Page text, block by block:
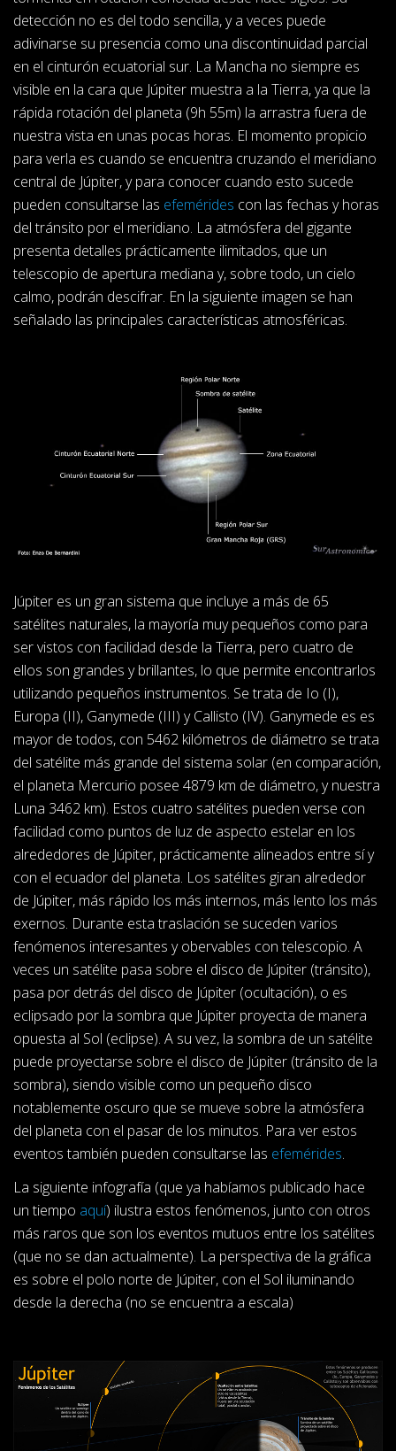
detección no es del todo sencilla, y a veces puede
adivinarse su presencia como una discontinuidad parcial
en el cinturón ecuatorial sur. La Mancha no siempre es
visible en la cara que Júpiter muestra a la Tierra, ya que la
rápida rotación del planeta (9h 55m) la arrastra fuera de
nuestra vista en unas pocas horas. El momento propicio
para verla es cuando se encuentra cruzando el meridiano
central de Júpiter, y para conocer cuando esto sucede
pueden consultarse las efemérides con las fechas y horas
del tránsito por el meridiano. La atmósfera del gigante
presenta detalles prácticamente ilimitados, que un
telescopio de apertura mediana y, sobre todo, un cielo
calmo, podrán descifrar. En la siguiente imagen se han
señalado las principales características atmosféricas.
Júpiter es un gran sistema que incluye a más de 65
satélites naturales, la mayoría muy pequeños como para
ser vistos con facilidad desde la Tierra, pero cuatro de
ellos son grandes y brillantes, lo que permite encontrarlos
utilizando pequeños instrumentos. Se trata de Io (I),
Europa (II), Ganymede (III) y Callisto (IV). Ganymede es es
mayor de todos, con 5462 kilómetros de diámetro se trata
del satélite más grande del sistema solar (en comparación,
el planeta Mercurio posee 4879 km de diámetro, y nuestra
Luna 3462 km). Estos cuatro satélites pueden verse con
facilidad como puntos de luz de aspecto estelar en los
alrededores de Júpiter, prácticamente alineados entre sí y
con el ecuador del planeta. Los satélites giran alrededor
de Júpiter, más rápido los más internos, más lento los más
exernos. Durante esta traslación se suceden varios
fenómenos interesantes y obervables con telescopio. A
veces un satélite pasa sobre el disco de Júpiter (tránsito),
pasa por detrás del disco de Júpiter (ocultación), o es
eclipsado por la sombra que Júpiter proyecta de manera
opuesta al Sol (eclipse). A su vez, la sombra de un satélite
puede proyectarse sobre el disco de Júpiter (tránsito de la
sombra), siendo visible como un pequeño disco
notablemente oscuro que se mueve sobre la atmósfera
del planeta con el pasar de los minutos. Para ver estos
eventos también pueden consultarse las efemérides.
La siguiente infografía (que ya habíamos publicado hace
un tiempo aquí) ilustra estos fenómenos, junto con otros
más raros que son los eventos mutuos entre los satélites
(que no se dan actualmente). La perspectiva de la gráfica
es sobre el polo norte de Júpiter, con el Sol iluminando
desde la derecha (no se encuentra a escala)